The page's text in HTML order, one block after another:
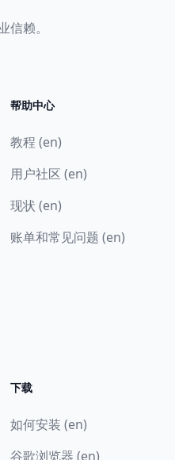
赖。
帮助中心
教程 (en)
用户社区 (en)
现状 (en)
账单和常见问题 (en)
下载
如何安装 (en)
谷歌浏览器 (en)